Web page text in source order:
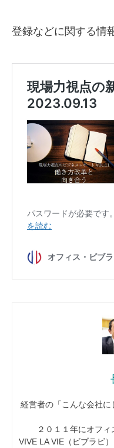
登録などに関する情
経営者の「こんな会社に
２０１１年にオフィ
VIVE LA VIE（ビブラビ